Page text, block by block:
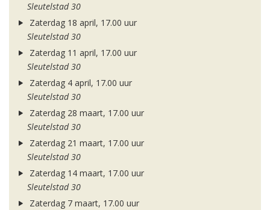
Sleutelstad 30
Zaterdag 18 april, 17.00 uur
Sleutelstad 30
Zaterdag 11 april, 17.00 uur
Sleutelstad 30
Zaterdag 4 april, 17.00 uur
Sleutelstad 30
Zaterdag 28 maart, 17.00 uur
Sleutelstad 30
Zaterdag 21 maart, 17.00 uur
Sleutelstad 30
Zaterdag 14 maart, 17.00 uur
Sleutelstad 30
Zaterdag 7 maart, 17.00 uur